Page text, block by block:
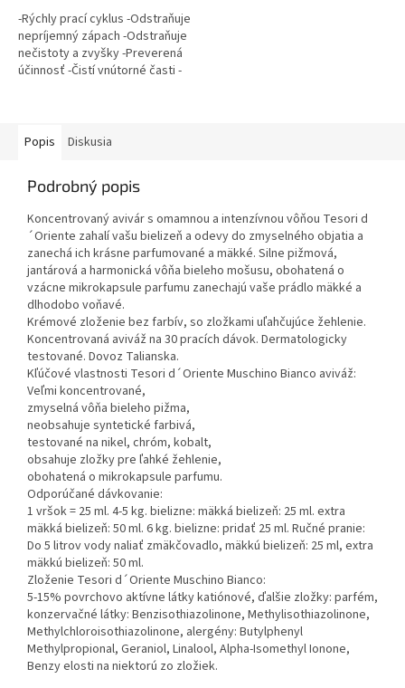
-Rýchly prací cyklus -Odstraňuje
nepríjemný zápach -Odstraňuje
nečistoty a zvyšky -Preverená
účinnosť -Čistí vnútorné časti -
Popis Diskusia
Podrobný popis
Koncentrovaný avivár s omamnou a intenzívnou vôňou Tesori d
´Oriente zahalí vašu bielizeň a odevy do zmyselného objatia a
zanechá ich krásne parfumované a mäkké. Silne pižmová,
jantárová a harmonická vôňa bieleho mošusu, obohatená o
vzácne mikrokapsule parfumu zanechajú vaše prádlo mäkké a
dlhodobo voňavé.
Krémové zloženie bez farbív, so zložkami uľahčujúce žehlenie.
Koncentrovaná aviváž na 30 pracích dávok. Dermatologicky
testované. Dovoz Talianska.
Kľúčové vlastnosti Tesori d´Oriente Muschino Bianco aviváž:
Veľmi koncentrované,
zmyselná vôňa bieleho pižma,
neobsahuje syntetické farbivá,
testované na nikel, chróm, kobalt,
obsahuje zložky pre ľahké žehlenie,
obohatená o mikrokapsule parfumu.
Odporúčané dávkovanie:
1 vršok = 25 ml. 4-5 kg. bielizne: mäkká bielizeň: 25 ml. extra
mäkká bielizeň: 50 ml. 6 kg. bielizne: pridať 25 ml. Ručné pranie:
Do 5 litrov vody naliať zmäkčovadlo, mäkkú bielizeň: 25 ml, extra
mäkkú bielizeň: 50 ml.
Zloženie Tesori d´Oriente Muschino Bianco:
5-15% povrchovo aktívne látky katiónové, ďalšie zložky: parfém,
konzervačné látky: Benzisothiazolinone, Methylisothiazolinone,
Methylchloroisothiazolinone, alergény: Butylphenyl
Methylpropional, Geraniol, Linalool, Alpha-Isomethyl Ionone,
Benzy elosti na niektorú zo zložiek.